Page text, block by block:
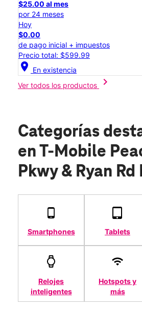
$25.00 al mes
por 24 meses
Hoy
$0.00
de pago inicial + impuestos
Precio total: $599.99
location_on En existencia
Ver todos los productos
chevron_right
Categorías
en T-Mobile
Pkwy & Ryan Rd
Smartphones Tablets
Relojes
inteligentes
Hotspots y
más